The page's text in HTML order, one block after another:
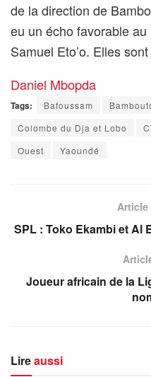
de la direction de
eu un écho favorable
Samuel Eto’o. Elles
Daniel Mbopda
Tags: Bafoussam
Colombe du Dja et Lobo
Ouest
Yaoundé
Article
SPL : Toko Ekambi et Al
Joueur africain de la
Lireaussi